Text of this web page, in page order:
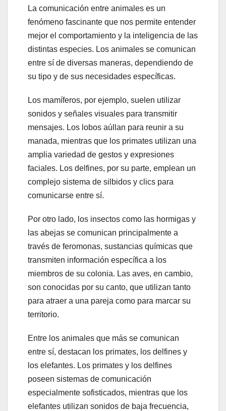
La comunicación entre animales es un
fenómeno fascinante que nos permite entender
mejor el comportamiento y la inteligencia de las
distintas especies. Los animales se comunican
entre sí de diversas maneras, dependiendo de
su tipo y de sus necesidades específicas.
Los mamíferos, por ejemplo, suelen utilizar
sonidos y señales visuales para transmitir
mensajes. Los lobos aúllan para reunir a su
manada, mientras que los primates utilizan una
amplia variedad de gestos y expresiones
faciales. Los delfines, por su parte, emplean un
complejo sistema de silbidos y clics para
comunicarse entre sí.
Por otro lado, los insectos como las hormigas y
las abejas se comunican principalmente a
través de feromonas, sustancias químicas que
transmiten información específica a los
miembros de su colonia. Las aves, en cambio,
son conocidas por su canto, que utilizan tanto
para atraer a una pareja como para marcar su
territorio.
Entre los animales que más se comunican
entre sí, destacan los primates, los delfines y
los elefantes. Los primates y los delfines
poseen sistemas de comunicación
especialmente sofisticados, mientras que los
elefantes utilizan sonidos de baja frecuencia,